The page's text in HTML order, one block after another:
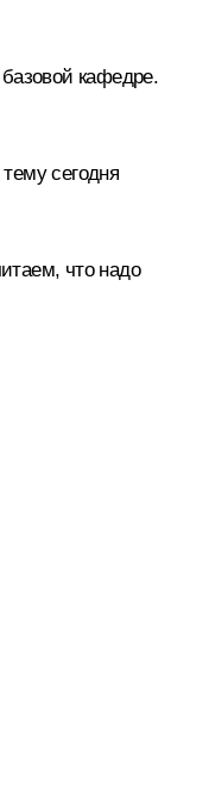
кафедре.
сегодня
что надо